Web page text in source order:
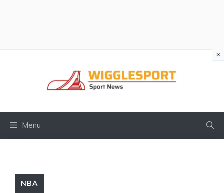
Menu
NBA
×